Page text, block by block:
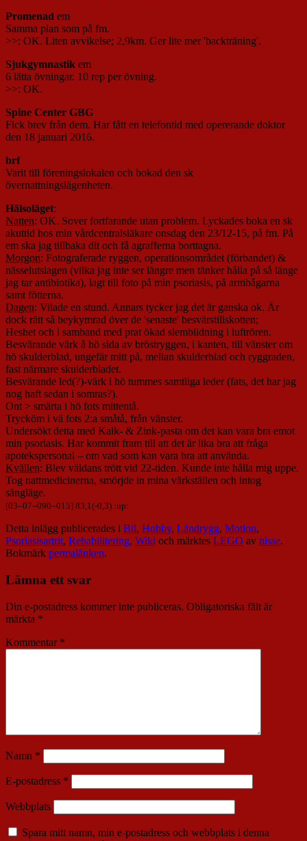
Promenad em
Samma plan som på fm.
>>: OK. Liten avvikelse; 2,9km. Ger lite mer 'backträning'.
Sjukgymnastik em
6 lätta övningar. 10 rep per övning.
>>: OK.
Spine Center GBG
Fick brev från dem. Har fått en telefontid med opererande doktor
den 18 januari 2016.
brf
Varit till föreningslokalen och bokad den sk
övernattningslägenheten.
Hälsoläget:
Natten: OK. Sover fortfarande utan problem. Lyckades boka en sk
akuttid hos min vårdcentralsläkare onsdag den 23/12-15, på fm. På
em ska jag tillbaka dit och få agrafferna borttagna.
Morgon: Fotograferade ryggen, operationsområdet (förbandet) &
nässelutslagen (vilka jag inte ser längre men tänker hålla på så länge
jag tar antibiotika), lagt till foto på min psoriasis, på armbågarna
samt fötterna.
Dagen: Vilade en stund. Annars tycker jag det är ganska ok. Är
dock rätt så beykymrad över de 'senaste' besvärstillskotten;
Heshet och i samband med prat ökad slembildning i luftrören.
Besvärande värk å hö sida av bröstryggen, i kanten, till vänster om
hö skulderblad, ungefär mitt på, mellan skulderblad och ryggraden,
fast närmare skulderbladet.
Besvärande led(?)-värk i hö tummes samtliga leder (fats, det har jag
nog haft sedan i somras?).
Ont > smärta i hö fots mittentå.
Trycköm i vä fots 2:a småtå, från vänster.
Undersökt detta med Kalk- & Zink-pasta om det kan vara bra emot
min psoriasis. Har kommit fram till att det är lika bra att fråga
apotekspersonal – om vad som kan vara bra att använda.
Kvällen: Blev väldans trött vid 22-tiden. Kunde inte hålla mig uppe.
Tog nattmedicinerna, smörjde in mina värkställen och intog
sängläge.
[03–07–090–015] 83,1(-0,3) :up:
Detta inlägg publicerades i Bil, Hobby, Ländrygg, Motion,
Psoriasisartrit, Rehabilitering, Wiki och märktes LEGO av nisse.
Bokmärk permalänken.
Lämna ett svar
Din e-postadress kommer inte publiceras. Obligatoriska fält är
märkta *
Kommentar *
Namn *
E-postadress *
Webbplats
Spara mitt namn, min e-postadress och webbplats i denna